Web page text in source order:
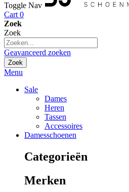
Toggle Nav
Cart 0
Zoek
Zoek
Geavanceerd zoeken
Zoek
Menu
Sale
Dames
Heren
Tassen
Accessoires
Damesschoenen
Categorieën
Merken